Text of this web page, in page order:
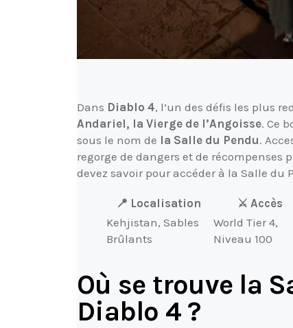
Dans Diablo 4, l’un des défis les plus
Andariel, la Vierge de l’Angoisse. Ce
sous le nom de la Salle du Pendu.
regorge de dangers et de récompenses
devez savoir pour accéder à la Salle du
📍 Localisation ⚔️ Accès
Kehjistan, Sables
Brûlants
World Tier 4,
Niveau 100
Où se trouve la
Diablo 4 ?